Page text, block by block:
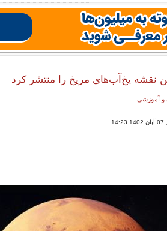
نقشه یخ‌آب‌های مریخ را منتشر کرد
و آموزشی